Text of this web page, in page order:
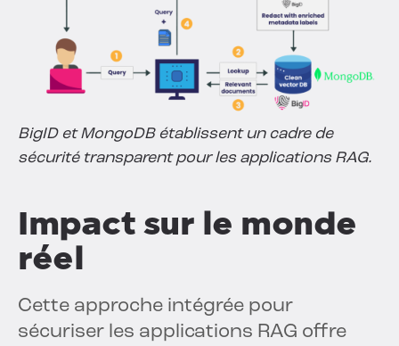
BigID et MongoDB établissent un cadre de
sécurité transparent pour les applications RAG.
Impact sur le monde
réel
Cette approche intégrée pour
sécuriser les applications RAG offre